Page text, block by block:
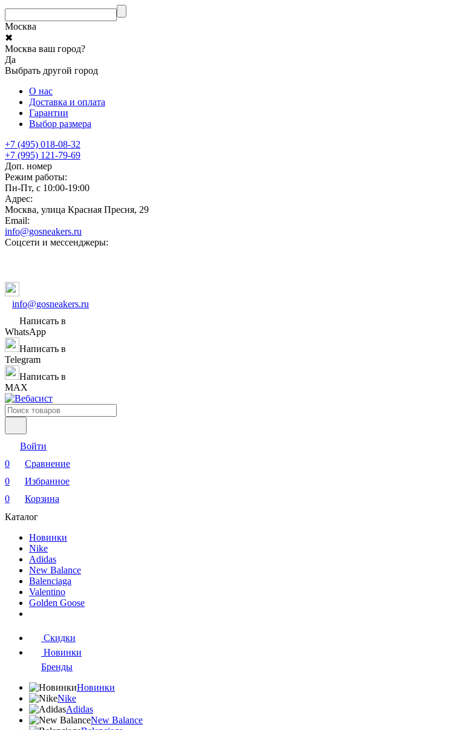
Москва
✖
Москва ваш город?
Да
Выбрать другой город
О нас
Доставка и оплата
Гарантии
Выбор размера
+7 (495) 018-08-32
+7 (995) 121-79-69
Доп. номер
Режим работы:
Пн-Пт, с 10:00-19:00
Адрес:
Москва, улица Красная Пресня, 29
Email:
info@gosneakers.ru
Соцсети и мессенджеры:
info@gosneakers.ru
Написать в
WhatsApp
Написать в
Telegram
Написать в
MAX
Войти
0
Сравнение
0
Избранное
0
Корзина
Каталог
Новинки
Nike
Adidas
New Balance
Balenciaga
Valentino
Golden Goose
Скидки
Новинки
Бренды
Новинки
Nike
Adidas
New Balance